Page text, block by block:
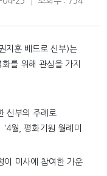
지훈 베드로 신부)는
를 위해 관심을 가지
신부의 주례로
월, 평화기원 월례미
이 미사에 참여한 가운